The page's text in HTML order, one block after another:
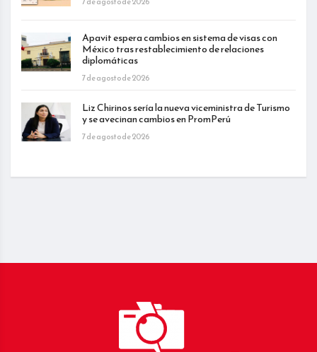
Apavit espera cambios en sistema de visas con
México tras restablecimiento de relaciones
diplomáticas
7 de agosto de 2026
Liz Chirinos sería la nueva viceministra de Turismo
y se avecinan cambios en PromPerú
7 de agosto de 2026